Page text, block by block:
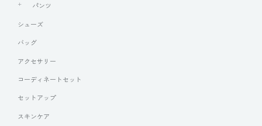
パンツ
シューズ
バッグ
アクセサリー
コーディネートセット
セットアップ
スキンケア